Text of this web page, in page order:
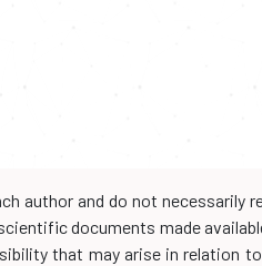
author and do not necessarily
documents made
that may arise in relation